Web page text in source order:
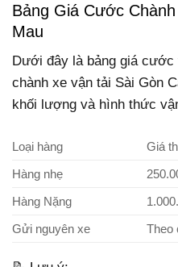
Bảng Giá Cước
Mau
Dưới đây là bảng giá cước
chành xe vận tải Sài Gòn
khối lượng và hình thức
Loại hàng
Giá
Hàng nhẹ
Hàng Nặng
Gửi nguyên xe
Theo